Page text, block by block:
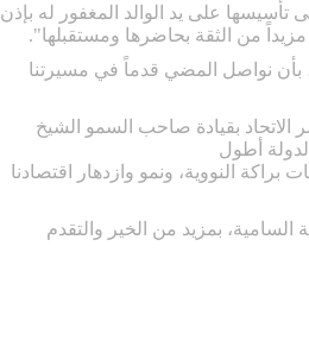
الوطنية "تتجدد مشاعر الفخر والاعتزاز بما حققته دولة الإمارات بعد مرور 52 عاماً على تأسيسها على يد الوالد المغفور له بإذن
من الثقة بحاضرها ومستقبلها".
بأن نواصل المضي قدماً في مسيرتنا
بقيادة صاحب السمو الشيخ
أطول
بمزيد من الخير والتقدم